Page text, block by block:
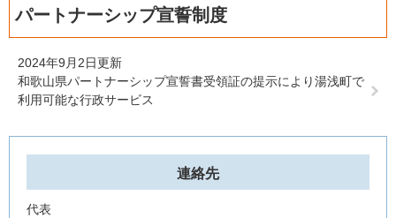
パートナーシップ宣誓制度
2024年9月2日更新
和歌山県パートナーシップ宣誓書受領証の提示により湯浅町で
利用可能な行政サービス
連絡先
代表